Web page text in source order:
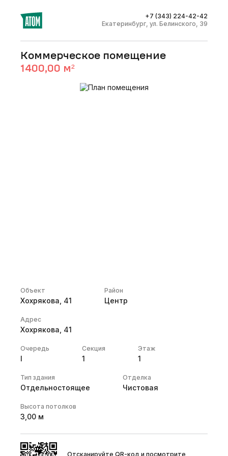
+7 (343) 224-42-42
Екатеринбург, ул. Белинского, 39
Коммерческое помещение
1400,00 м²
Объект
Хохрякова, 41
Район
Центр
Адрес
Хохрякова, 41
Очередь
I
Секция
1
Этаж
1
Тип здания
Отдельностоящее
Отделка
Чистовая
Высота потолков
3,00 м
Отсканируйте QR-код и посмотрите